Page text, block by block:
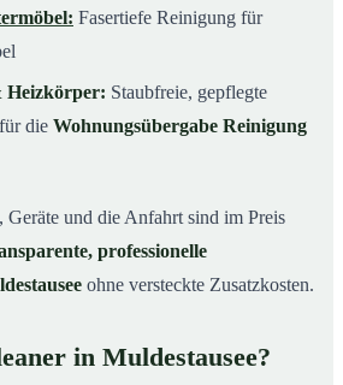
Fasertiefe Reinigung für
Heizkörper: Staubfreie, gepflegte
die Wohnungsübergabe Reinigung
und die Anfahrt sind im Preis
professionelle
ohne versteckte Zusatzkosten.
in Muldestausee?